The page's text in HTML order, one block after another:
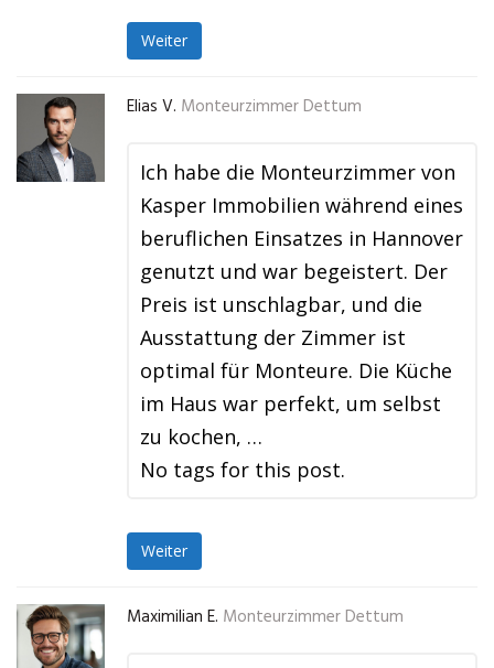
Weiter
Elias V. Monteurzimmer Dettum
Ich habe die Monteurzimmer von
Kasper Immobilien während eines
beruflichen Einsatzes in Hannover
genutzt und war begeistert. Der
Preis ist unschlagbar, und die
Ausstattung der Zimmer ist
optimal für Monteure. Die Küche
im Haus war perfekt, um selbst
zu kochen, …
No tags for this post.
Weiter
Maximilian E. Monteurzimmer Dettum